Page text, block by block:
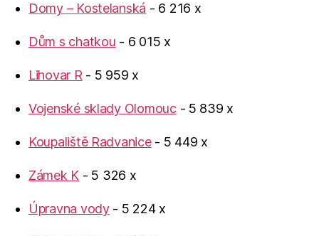
Domy – Kostelanská - 6 216 x
Dům s chatkou - 6 015 x
Lihovar R - 5 959 x
Vojenské sklady Olomouc- 5 839 x
Koupaliště Radvanice- 5 449 x
Zámek K - 5 326 x
Úpravna vody- 5 224 x